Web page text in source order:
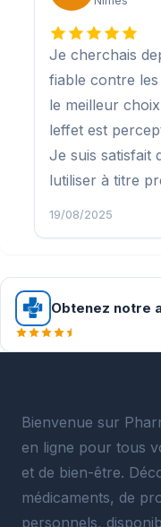
Je cherchais
fiable contre
le meilleur
leffet est
Je suis satisfait
lutiliser à titre
19/08/2025
Obtenez notre
Bienvenue sur
en ligne pour tous
et de bien-être.
médicaments, de
personnels,